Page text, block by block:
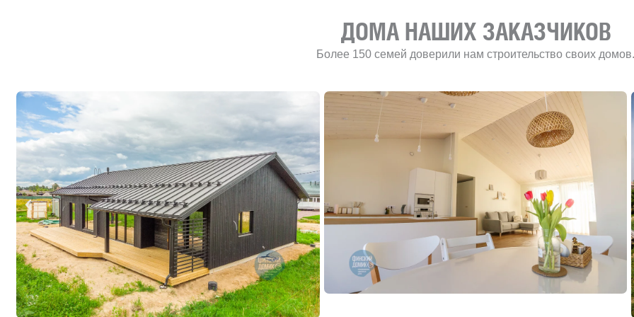
ДОМА НАШИХ ЗАКАЗЧИКОВ
Более 150 семей доверили нам строительство своих домов.